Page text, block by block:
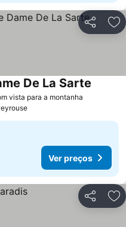
Partilhar
vista para a montanha
De La Sarte
Ver preços
Partilhar